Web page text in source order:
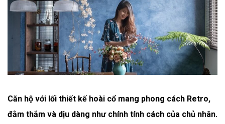
Căn hộ với lối thiết kế hoài cổ mang phong cách Retro,
đằm thắm và dịu dàng như chính tính cách của chủ nhân.